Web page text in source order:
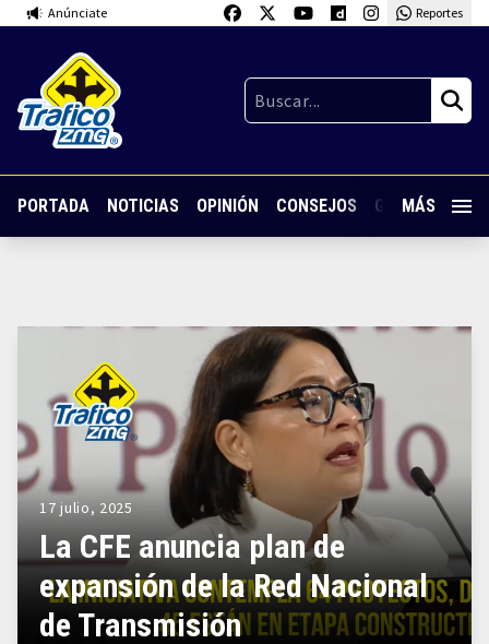
Anúnciate Reportes
PORTADA NOTICIAS OPINIÓN CONSEJOS GUARDIA
MÁS
17 julio, 2025
La CFE anuncia plan de
expansión de la Red Nacional
de Transmisión